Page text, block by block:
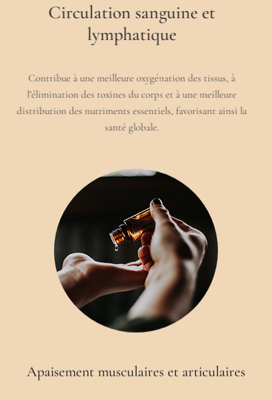
Circulation sanguine et
lymphatique
Contribue à une meilleure oxygénation des tissus, à
l’élimination des toxines du corps et à une meilleure
distribution des nutriments essentiels, favorisant ainsi la
santé globale.
Apaisement musculaires et articulaires